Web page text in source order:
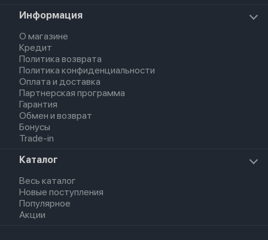
Информация
О магазине
Кредит
Политика возврата
Политика конфиденциальности
Оплата и доставка
Партнерская программа
Гарантия
Обмен и возврат
Бонусы
Trade-in
Каталог
Весь каталог
Новые поступления
Популярное
Акции